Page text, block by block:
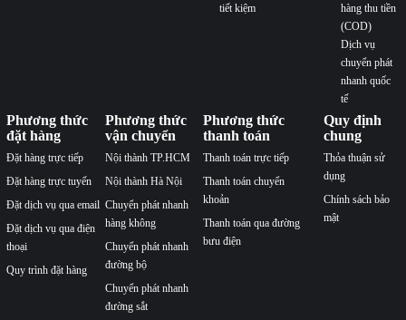
tiết kiệm
hàng thu tiền
(COD)
Dịch vụ
chuyển phát
nhanh quốc
tế
Phương thức
đặt hàng
Đặt hàng trực tiếp
Đặt hàng trực tuyến
Đặt dịch vụ qua email
Đặt dịch vụ qua điện
thoại
Quy trình đặt hàng
Phương thức
vận chuyển
Nội thành TP.HCM
Nội thành Hà Nội
Chuyển phát nhanh
hàng không
Chuyển phát nhanh
đường bộ
Chuyển phát nhanh
đường sắt
Phương thức
thanh toán
Thanh toán trực tiếp
Thanh toán chuyển
khoản
Thanh toán qua đường
bưu điện
Quy định
chung
Thỏa thuận sử
dụng
Chính sách bảo
mật